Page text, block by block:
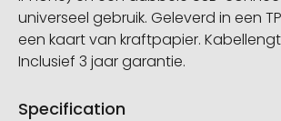
universeel gebruik. Geleverd in een
een kaart van kraftpapier.
Inclusief 3 jaar garantie.
Specification